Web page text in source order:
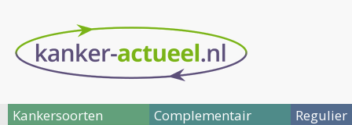
Kankersoorten Complementair Regulier